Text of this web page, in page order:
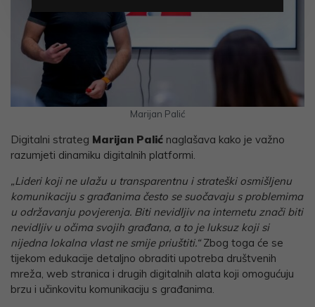
Marijan Palić
Digitalni strateg Marijan Palić naglašava kako je važno
razumjeti dinamiku digitalnih platformi.
„Lideri koji ne ulažu u transparentnu i strateški osmišljenu
komunikaciju s građanima često se suočavaju s problemima
u održavanju povjerenja. Biti nevidljiv na internetu znači biti
nevidljiv u očima svojih građana, a to je luksuz koji si
nijedna lokalna vlast ne smije priuštiti.“Zbog toga će se
tijekom edukacije detaljno obraditi upotreba društvenih
mreža, web stranica i drugih digitalnih alata koji omogućuju
brzu i učinkovitu komunikaciju s građanima.